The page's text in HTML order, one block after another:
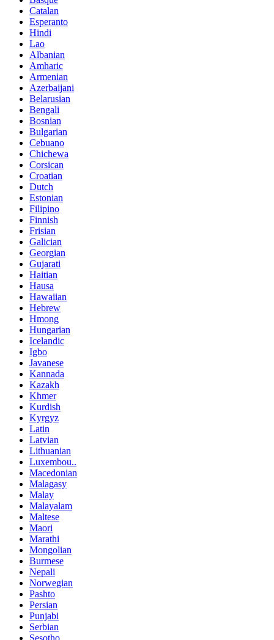
Catalan
Esperanto
Hindi
Lao
Albanian
Amharic
Armenian
Azerbaijani
Belarusian
Bengali
Bosnian
Bulgarian
Cebuano
Chichewa
Corsican
Croatian
Dutch
Estonian
Filipino
Finnish
Frisian
Galician
Georgian
Gujarati
Haitian
Hausa
Hawaiian
Hebrew
Hmong
Hungarian
Icelandic
Igbo
Javanese
Kannada
Kazakh
Khmer
Kurdish
Kyrgyz
Latin
Latvian
Lithuanian
Luxembou..
Macedonian
Malagasy
Malay
Malayalam
Maltese
Maori
Marathi
Mongolian
Burmese
Nepali
Norwegian
Pashto
Persian
Punjabi
Serbian